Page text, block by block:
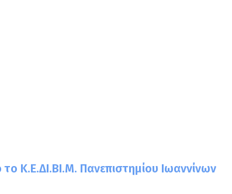
Κ.Ε.ΔΙ.ΒΙ.Μ. Πανεπιστημίου Ιωαννίνων